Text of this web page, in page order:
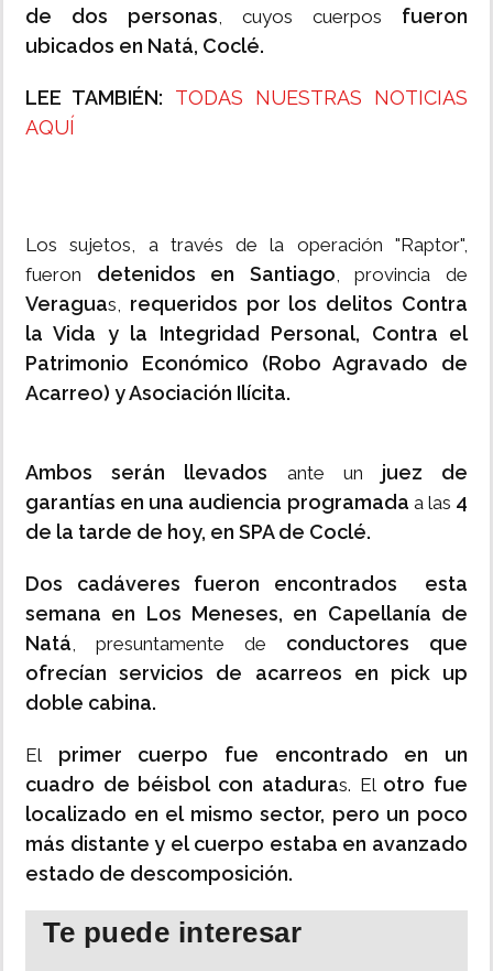
de dos personas, cuyos cuerpos fueron
ubicados en Natá, Coclé.
LEE TAMBIÉN: TODAS NUESTRAS NOTICIAS
AQUÍ
Los sujetos, a través de la operación "Raptor",
fueron detenidos en Santiago, provincia de
Veraguas, requeridos por los delitos Contra
la Vida y la Integridad Personal, Contra el
Patrimonio Económico (Robo Agravado de
Acarreo) y Asociación Ilícita.
Ambos serán llevados ante un juez de
garantías en una audiencia programada a las 4
de la tarde de hoy, en SPA de Coclé.
Dos cadáveres fueron encontrados esta
semana en Los Meneses, en Capellanía de
Natá, presuntamente de conductores que
ofrecían servicios de acarreos en pick up
doble cabina.
El primer cuerpo fue encontrado en un
cuadro de béisbol con ataduras. El otro fue
localizado en el mismo sector, pero un poco
más distante y el cuerpo estaba en avanzado
estado de descomposición.
Te puede interesar